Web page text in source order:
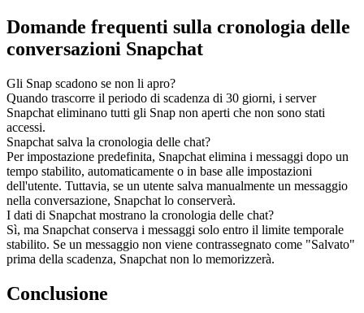
Domande frequenti sulla cronologia delle
conversazioni Snapchat
Gli Snap scadono se non li apro?
Quando trascorre il periodo di scadenza di 30 giorni, i server
Snapchat eliminano tutti gli Snap non aperti che non sono stati
accessi.
Snapchat salva la cronologia delle chat?
Per impostazione predefinita, Snapchat elimina i messaggi dopo un
tempo stabilito, automaticamente o in base alle impostazioni
dell'utente. Tuttavia, se un utente salva manualmente un messaggio
nella conversazione, Snapchat lo conserverà.
I dati di Snapchat mostrano la cronologia delle chat?
Sì, ma Snapchat conserva i messaggi solo entro il limite temporale
stabilito. Se un messaggio non viene contrassegnato come "Salvato"
prima della scadenza, Snapchat non lo memorizzerà.
Conclusione